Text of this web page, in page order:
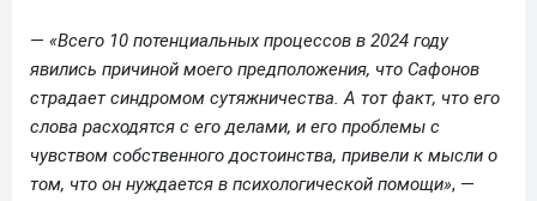
— «Всего 10 потенциальных процессов в 2024 году
явились причиной моего предположения, что Сафонов
страдает синдромом сутяжничества. А тот факт, что его
слова расходятся с его делами, и его проблемы с
чувством собственного достоинства, привели к мысли о
том, что он нуждается в психологической помощи», —